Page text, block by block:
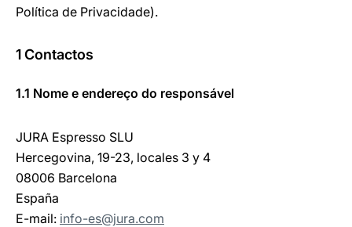
Política de Privacidade).
1 Contactos
1.1 Nome e endereço do responsável
JURA Espresso SLU
Hercegovina, 19-23, locales 3 y 4
08006 Barcelona
España
E-mail: info-es@jura.com